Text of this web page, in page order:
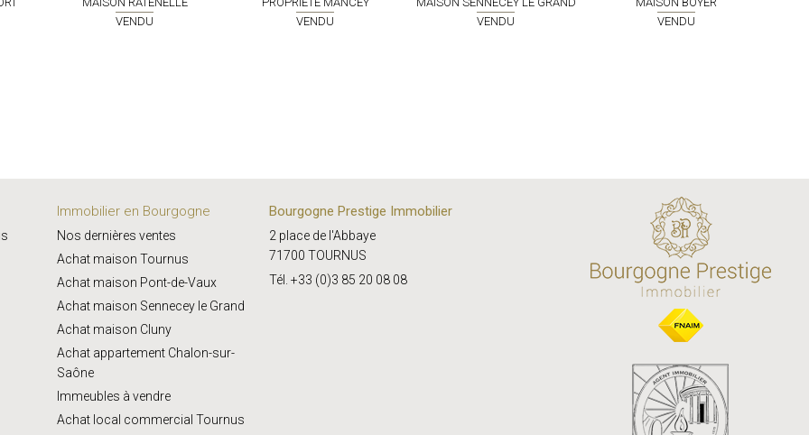
VENDU
VENDU
VENDU
VENDU
Immobilier en Bourgogne
Nos dernières ventes
Achat maison Tournus
Achat maison Pont-de-Vaux
Achat maison Sennecey le Grand
Achat maison Cluny
Achat appartement Chalon-sur-
Saône
Immeubles à vendre
Achat local commercial Tournus
Bourgogne Prestige Immobilier
2 place de l'Abbaye
71700 TOURNUS
Tél. +33 (0)3 85 20 08 08